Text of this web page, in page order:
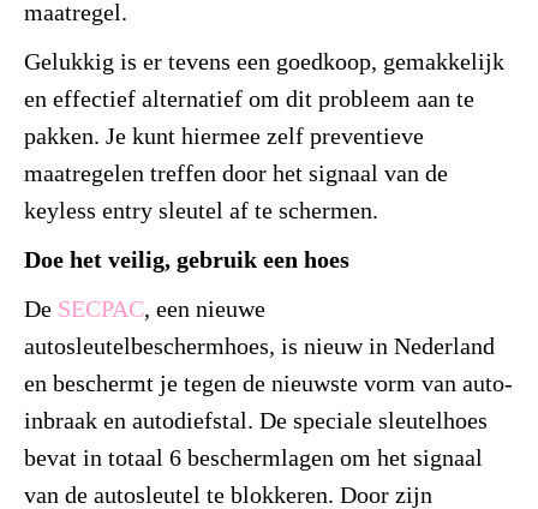
maatregel.
Gelukkig is er tevens een goedkoop, gemakkelijk
en effectief alternatief om dit probleem aan te
pakken. Je kunt hiermee zelf preventieve
maatregelen treffen door het signaal van de
keyless entry sleutel af te schermen.
Doe het veilig, gebruik een hoes
De SECPAC, een nieuwe
autosleutelbeschermhoes, is nieuw in Nederland
en beschermt je tegen de nieuwste vorm van auto-
inbraak en autodiefstal. De speciale sleutelhoes
bevat in totaal 6 beschermlagen om het signaal
van de autosleutel te blokkeren. Door zijn